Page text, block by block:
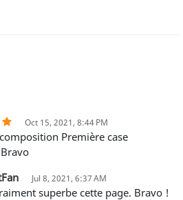
Oct 15, 2021, 8:44 PM
Jul 8, 2021, 6:37 AM
superbe cette page. Bravo !